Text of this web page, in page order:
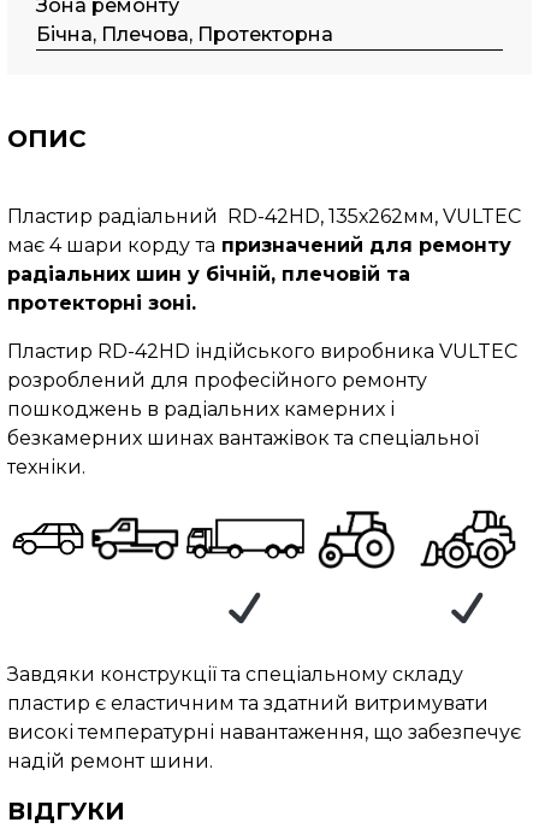
Зона ремонту
Бічна, Плечова, Протекторна
ОПИС
Пластир радіальний RD-42HD, 135х262мм, VULTEC
має 4 шари корду та призначений для ремонту
радіальних шин у бічній, плечовій та
протекторні зоні.
Пластир RD-42HD індійського виробника VULTEC
розроблений для професійного ремонту
пошкоджень в радіальних камерних і
безкамерних шинах вантажівок та спеціальної
техніки.
Завдяки конструкції та спеціальному складу
пластир є еластичним та здатний витримувати
високі температурні навантаження, що забезпечує
надій ремонт шини.
ВІДГУКИ